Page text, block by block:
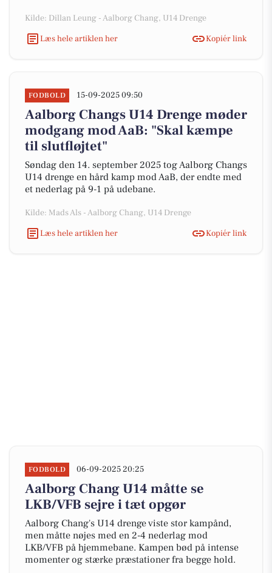
Kilde: Dillan Leung - Aalborg Chang, U14 Drenge
Læs hele artiklen her
Kopiér link
FODBOLD 15-09-2025 09:50
Aalborg Changs U14 Drenge møder
modgang mod AaB: "Skal kæmpe
til slutfløjtet"
Søndag den 14. september 2025 tog Aalborg Changs
U14 drenge en hård kamp mod AaB, der endte med
et nederlag på 9-1 på udebane.
Kilde: Mads Als - Aalborg Chang, U14 Drenge
Læs hele artiklen her
Kopiér link
FODBOLD 06-09-2025 20:25
Aalborg Chang U14 måtte se
LKB/VFB sejre i tæt opgør
Aalborg Chang's U14 drenge viste stor kampånd,
men måtte nøjes med en 2-4 nederlag mod
LKB/VFB på hjemmebane. Kampen bød på intense
momenter og stærke præstationer fra begge hold.